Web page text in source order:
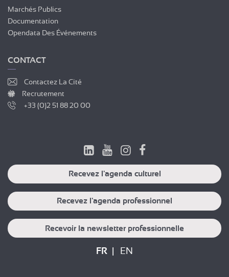
Marchés Publics
Documentation
Opendata Des Événements
CONTACT
Contactez La Cité
Recrutement
+33 (0)2 51 88 20 00
Recevez l'agenda culturel
Recevez l'agenda professionnel
Recevoir la newsletter professionnelle
FR EN